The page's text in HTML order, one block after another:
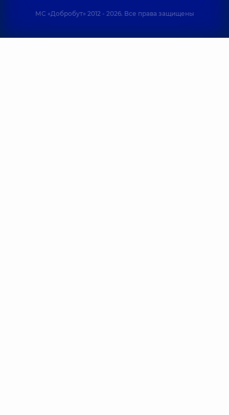
МС «Добробут» 2012 - 2026. Все права защищены